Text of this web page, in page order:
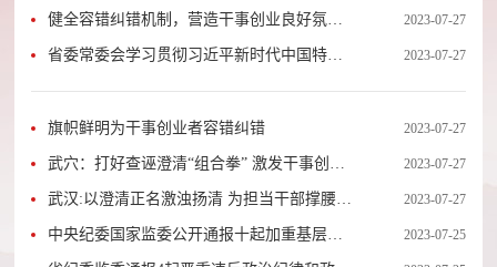
问
干部党内法规学习暨集体廉政谈话活动
健全容错纠错机制，营造干事创业良好氛围
——湖北为371名干部容错减责免责
2023-07-27
省委常委会学习贯彻习近平新时代中国特色
社会主义思想主题教育读书班举行专题辅导
报告会
2023-07-27
旗帜鲜明为干事创业者容错纠错 2023-07-27
武穴：打好查诬澄清“组合拳” 激发干事创业
“新动力”
2023-07-27
武汉:以澄清正名激浊扬清 为担当干部撑腰鼓
劲
2023-07-27
中央纪委国家监委公开通报十起加重基层负 2023-07-25